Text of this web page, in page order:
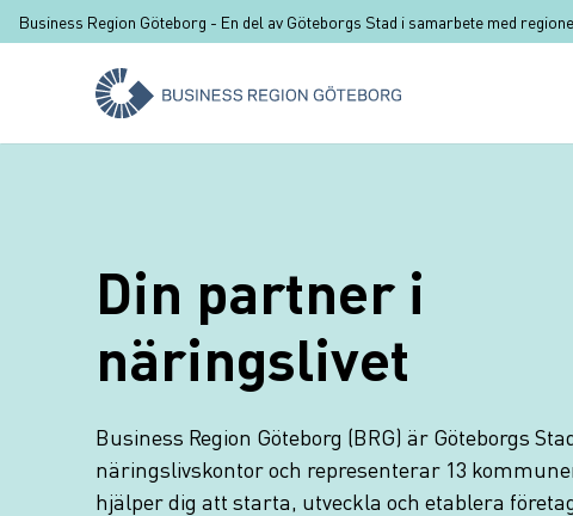
Hoppa till huvudinnehåll
Business Region Göteborg - En del av Göteborgs Stad i samarbete med
Din partner i
näringslivet
Business Region Göteborg (BRG) är Göteborgs
näringslivskontor och representerar 13
hjälper dig att starta, utveckla och etablera